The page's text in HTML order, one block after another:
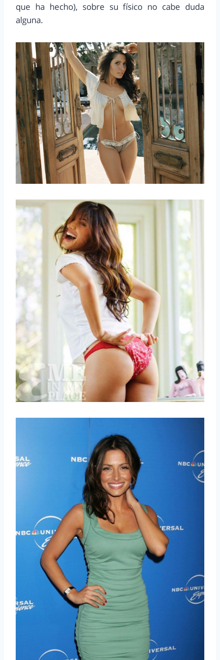
que ha hecho), sobre su físico no cabe duda
alguna.